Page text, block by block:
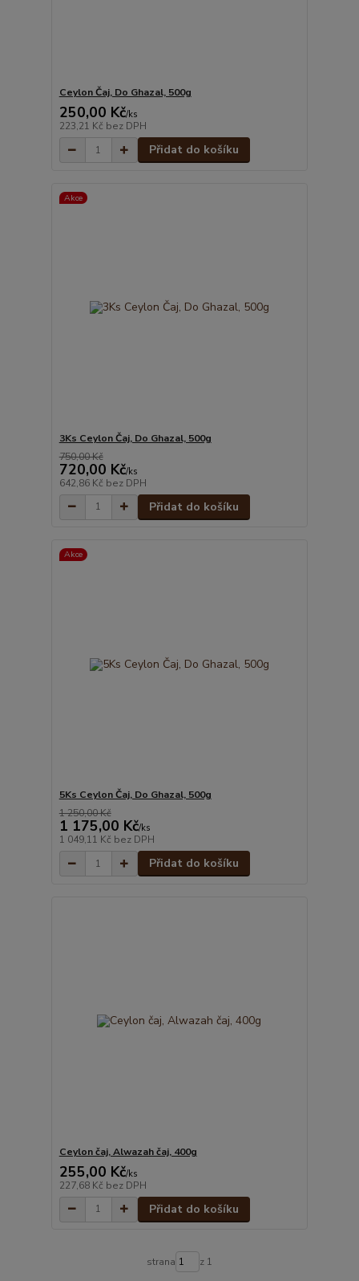
Ceylon Čaj, Do Ghazal, 500g
250,00 Kč/ks
223,21 Kč bez DPH
Přidat do košíku
Akce
3Ks Ceylon Čaj, Do Ghazal, 500g
750,00 Kč
720,00 Kč/ks
642,86 Kč bez DPH
Přidat do košíku
Akce
5Ks Ceylon Čaj, Do Ghazal, 500g
1 250,00 Kč
1 175,00 Kč/ks
1 049,11 Kč bez DPH
Přidat do košíku
Ceylon čaj, Alwazah čaj, 400g
255,00 Kč/ks
227,68 Kč bez DPH
Přidat do košíku
strana z 1